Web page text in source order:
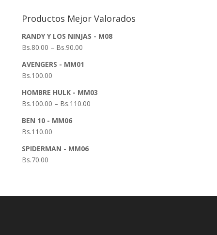
Productos Mejor Valorados
RANDY Y LOS NINJAS - M08
Bs.80.00 – Bs.90.00
AVENGERS - MM01
Bs.100.00
HOMBRE HULK - MM03
Bs.100.00 – Bs.110.00
BEN 10 - MM06
Bs.110.00
SPIDERMAN - MM06
Bs.70.00